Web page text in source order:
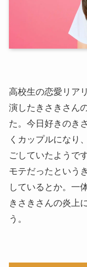
高校生の恋愛リア
演したきさきさん
た。今日好きのき
くカップルになり
ごしていたようで
モテだったという
しているとか。一
きさきさんの炎上
う。